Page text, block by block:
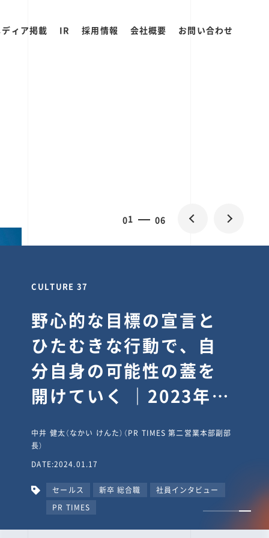
ィア掲載 IR 採用情報 会社概要 お問い合わせ
01 06
CULTURE 37
野心的な目標の宣言と
ひたむきな行動で、自
分自身の可能性の蓋を
開けていく ｜2023年度
タビュー #PR
TIMESな人たち
中井 健太（なかい けんた）（PR TIMES 第二営業本部副部
長）
DATE:2024.01.17
セールス 新卒 総合職
社員インタビュー
PR TIMES